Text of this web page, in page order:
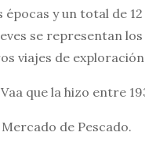
y un total de
se representan
viajes de
que la hizo entre
de Pescado.